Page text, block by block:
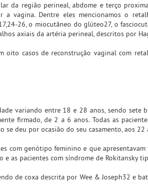
da região perineal, abdome e terço
vagina. Dentre eles mencionamos o
26, o miocutâneo do glúteo27, o
axiais da artéria perineal, descritos por
oito casos de reconstrução vaginal com
variando entre 18 e 28 anos, sendo sete
firmado, de 2 a 6 anos. Todas as
se deu por ocasião do seu casamento, aos 22
com genótipo feminino e que
e as pacientes com síndrome de Rokitansky
de coxa descrita por Wee & Joseph32 e